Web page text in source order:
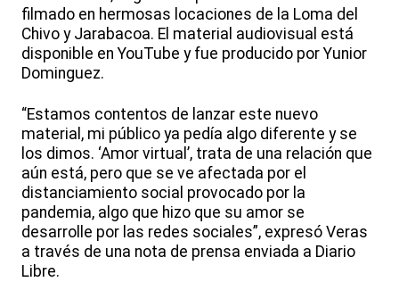
filmado en hermosas locaciones de la Loma del
Chivo y Jarabacoa. El material audiovisual está
disponible en YouTube y fue producido por Yunior
Dominguez.
“Estamos contentos de lanzar este nuevo
material, mi público ya pedía algo diferente y se
los dimos. ‘Amor virtual’, trata de una relación que
aún está, pero que se ve afectada por el
distanciamiento social provocado por la
pandemia, algo que hizo que su amor se
desarrolle por las redes sociales”, expresó Veras
a través de una nota de prensa enviada a Diario
Libre.